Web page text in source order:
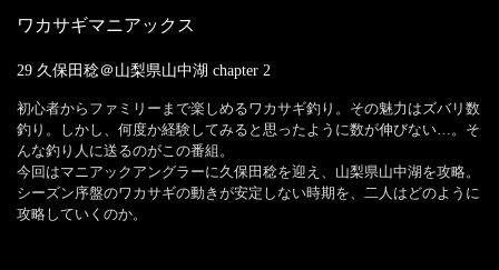
ワカサギマニアックス
29 久保田稔＠山梨県山中湖 chapter 2
初心者からファミリーまで楽しめるワカサギ釣り。その魅力はズバリ数
釣り。しかし、何度か経験してみると思ったように数が伸びない…。そ
んな釣り人に送るのがこの番組。
今回はマニアックアングラーに久保田稔を迎え、山梨県山中湖を攻略。
シーズン序盤のワカサギの動きが安定しない時期を、二人はどのように
攻略していくのか。